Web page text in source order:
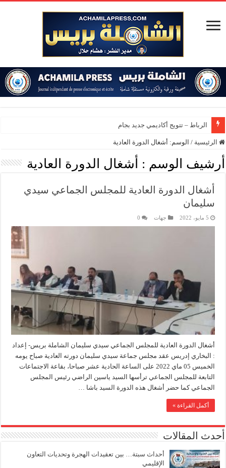
الرباط – تتويج أكاديمي جديد بجامعة محمد
الرئيسية / الوسم: أشغال الدورة العادية
أرشيف الوسم : أشغال الدورة العادية
أشغال الدورة العادية للمجلس الجماعي سيدي
سليمان
5 مايو، 2022 جهات 0
أشغال الدورة العادية للمجلس الجماعي سيدي سليمان الشاملة بريس- إعداد
: البخاري إدريس عقد مجلس جماعة سيدي سليمان دورته العادية صباح يومه
الخميس 05 ماي 2022 على الساعة الحادية عشر صباحا، بقاعة الاجتماعات
التابعة للمجلس الجماعي ترأسها السيد ياسين الراضي رئيس المجلس
الجماعي كما حضر أشغال هذه الدورة السيد باشا …
أكمل القراءة »
أحدث المقالات
أحداث سبتة… بين تعقيدات الهجرة وتحديات التعاون
الإقليمي